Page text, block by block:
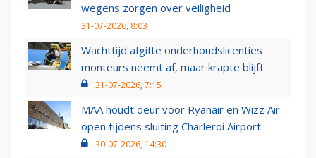
wegens zorgen over veiligheid
31-07-2026, 8:03
Wachttijd afgifte onderhoudslicenties
monteurs neemt af, maar krapte blijft
31-07-2026, 7:15
MAA houdt deur voor Ryanair en Wizz Air
open tijdens sluiting Charleroi Airport
30-07-2026, 14:30